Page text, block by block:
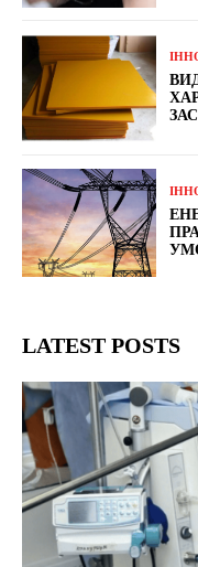
LATEST POSTS